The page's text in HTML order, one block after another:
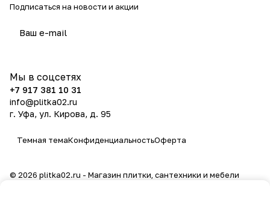
Подписаться на новости и акции
Мы в соцсетях
+7 917 381 10 31
info@plitka02.ru
г. Уфа, ул. Кирова, д. 95
Темная темаКонфиденциальностьОферта
© 2026 plitka02.ru - Магазин плитки, сантехники и мебели